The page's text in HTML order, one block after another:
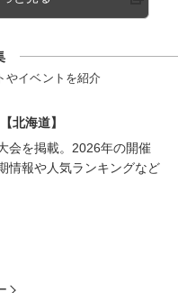
やイベントを紹介
北海道】
会を掲載。2026年の開催
情報や人気ランキングなど